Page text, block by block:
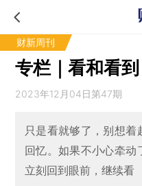
财新周刊
专栏｜看和看到
2023年12月04日第47期
只是看就够了，别想
回忆。如果不小心牵动
立刻回到眼前，继续看